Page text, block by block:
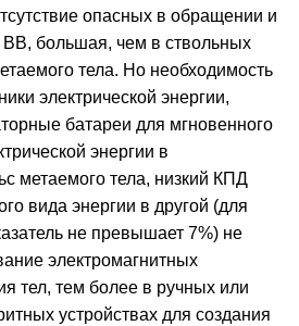
опасных в обращении и
ВВ, большая, чем в ствольных
тела. Но необходимость
электрической энергии,
батареи для мгновенного
энергии в
метаемого тела, низкий КПД
вида энергии в другой (для
не превышает 7%) не
электромагнитных
тел, тем более в ручных или
устройствах для создания